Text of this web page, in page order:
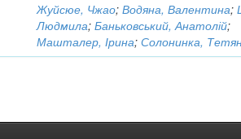
Жуйсюе, Чжао;Водяна, Валентина;
Людмила;Баньковський, Анатолій;
Машталер, Ірина;Солонинка,